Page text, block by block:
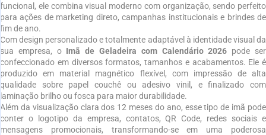
funcional, ele combina visual moderno com organização, sendo perfeito
para ações de marketing direto, campanhas institucionais e brindes de
fim de ano.
Com design personalizado e totalmente adaptável à identidade visual da
sua empresa, o Imã de Geladeira com Calendário 2026 pode ser
confeccionado em diversos formatos, tamanhos e acabamentos. Ele é
produzido em material magnético flexível, com impressão de alta
qualidade sobre papel couchê ou adesivo vinil, e finalizado com
laminação brilho ou fosca para maior durabilidade.
Além da visualização clara dos 12 meses do ano, esse tipo de imã pode
conter o logotipo da empresa, contatos, QR Code, redes sociais e
mensagens promocionais, transformando-se em uma poderosa